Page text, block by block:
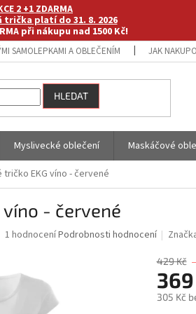
2 +1 ZDARMA
platí do 31. 8. 2026
při nákupu nad 1500 Kč!
SAMOLEPKAMI A OBLEČENÍM JAK
HLEDAT
Myslivecké oblečení
Maskáčové
tričko EKG víno - červené
víno - červené
Průměrné
je
1 hodnoceníPodrobnosti hodnocení
429 Kč
305 Kč